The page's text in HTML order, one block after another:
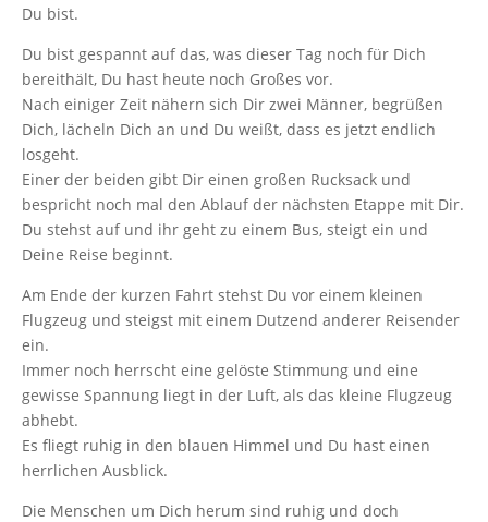
Du bist.
Du bist gespannt auf das, was dieser Tag noch für Dich
bereithält, Du hast heute noch Großes vor.
Nach einiger Zeit nähern sich Dir zwei Männer, begrüßen
Dich, lächeln Dich an und Du weißt, dass es jetzt endlich
losgeht.
Einer der beiden gibt Dir einen großen Rucksack und
bespricht noch mal den Ablauf der nächsten Etappe mit Dir.
Du stehst auf und ihr geht zu einem Bus, steigt ein und
Deine Reise beginnt.
Am Ende der kurzen Fahrt stehst Du vor einem kleinen
Flugzeug und steigst mit einem Dutzend anderer Reisender
ein.
Immer noch herrscht eine gelöste Stimmung und eine
gewisse Spannung liegt in der Luft, als das kleine Flugzeug
abhebt.
Es fliegt ruhig in den blauen Himmel und Du hast einen
herrlichen Ausblick.
Die Menschen um Dich herum sind ruhig und doch